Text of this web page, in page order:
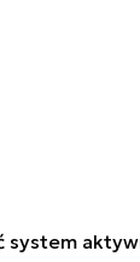
system